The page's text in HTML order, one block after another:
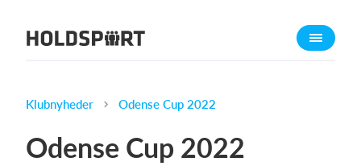
Om Holdsport
Presseomtale
Klubnyheder Odense Cup 2022
Odense Cup 2022